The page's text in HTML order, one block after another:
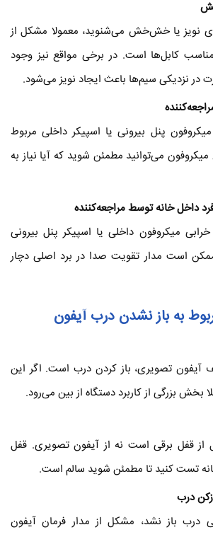
نویز یا خش‌خش می‌شنوید، معمولا مشکل از
کابل‌ها است. در برخی مواقع نیز وجود
در نزدیکی سیم‌ها باعث ایجاد نویز می‌شود.
پنل بیرونی یا اسپیکر داخلی مربوط
می‌توانید مطمئن شوید که آیا نیاز به
داخل خانه توسط مراجعه‌کننده
میکروفون داخلی یا اسپیکر پنل بیرونی
است مدار تقویت صدا در برد اصلی دچار
به باز نشدن درب آیفون
آیفون تصویری، باز کردن درب است. اگر این
بخش بزرگی از کاربرد دستگاه از بین می‌رود.
از قفل برقی است نه از آیفون تصویری. قفل
تست کنید تا مطمئن شوید سالم است.
درب
درب باز نشد، مشکل از مدار فرمان آیفون